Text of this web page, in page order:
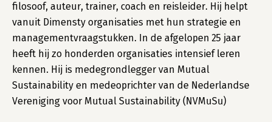
filosoof, auteur, trainer, coach en reisleider. Hij helpt
vanuit Dimensty organisaties met hun strategie en
managementvraagstukken. In de afgelopen 25 jaar
heeft hij zo honderden organisaties intensief leren
kennen. Hij is medegrondlegger van Mutual
Sustainability en medeoprichter van de Nederlandse
Vereniging voor Mutual Sustainability (NVMuSu)